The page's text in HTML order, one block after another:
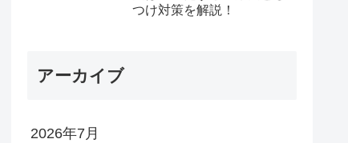
つけ対策を解説！
アーカイブ
2026年7月